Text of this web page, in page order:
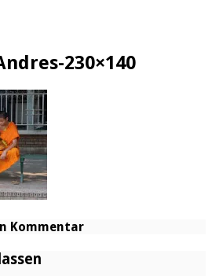
230×140
Kommentar